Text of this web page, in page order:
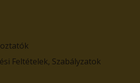
Feltételek, Szabályzatok